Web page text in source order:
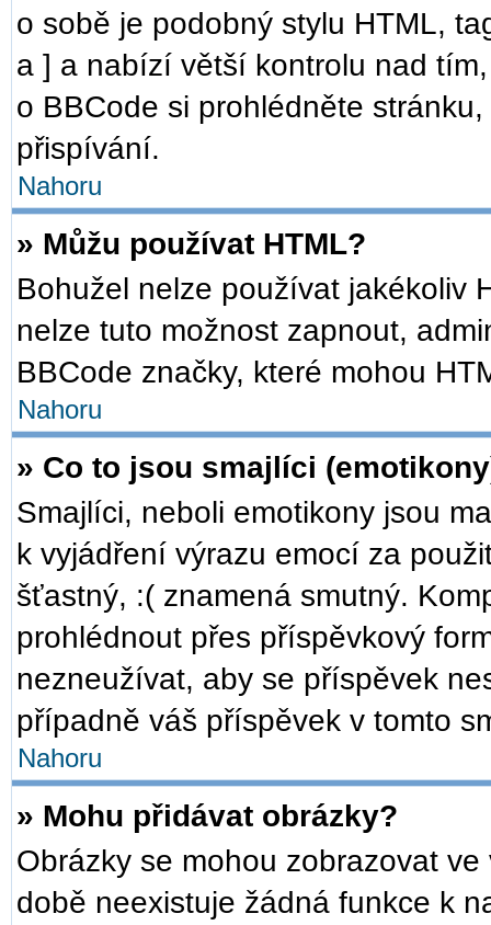
o sobě je podobný stylu HTML,
a ] a nabízí větší kontrolu nad
o BBCode si prohlédněte
přispívání.
Nahoru
» Můžu používat HTML?
Bohužel nelze používat jakékoliv
nelze tuto možnost zapnout,
BBCode značky, které mohou
Nahoru
» Co to jsou smajlíci
Smajlíci, neboli emotikony jsou
k vyjádření výrazu emocí za
šťastný, :( znamená smutný.
prohlédnout přes příspěvkový
nezneužívat, aby se příspěvek
případně váš příspěvek v tomto
Nahoru
» Mohu přidávat obrázky?
Obrázky se mohou zobrazovat
době neexistuje žádná funkce k